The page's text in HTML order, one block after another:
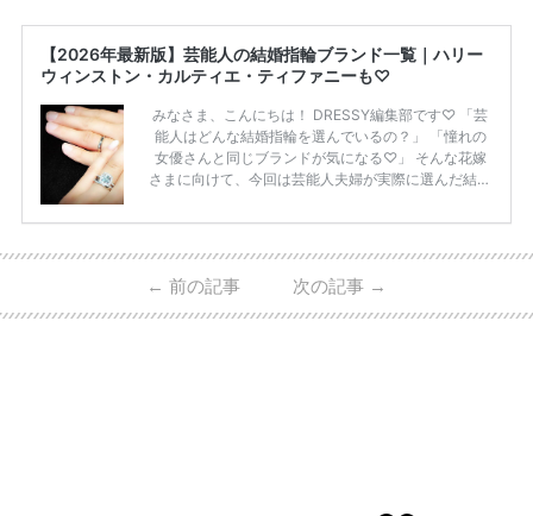
【2026年最新版】芸能人の結婚指輪ブランド一覧｜ハリー
ウィンストン・カルティエ・ティファニーも♡
みなさま、こんにちは！ DRESSY編集部です♡ 「芸
能人はどんな結婚指輪を選んでいるの？」 「憧れの
女優さんと同じブランドが気になる♡」 そんな花嫁
さまに向けて、今回は芸能人夫婦が実際に選んだ結婚
ーウィンストンやカルティエ、ティファニーなど世界
日本で人気のブランドまで幅広くご紹介。 さらに、
・愛用している芸能人夫婦 ・リングの特徴や魅力 ・
← 前の記事 次の記事 →